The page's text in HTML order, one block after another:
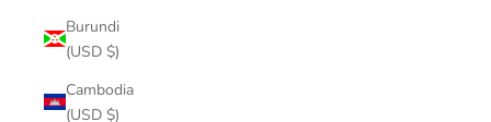
Burundi
(USD $)
Cambodia
(USD $)